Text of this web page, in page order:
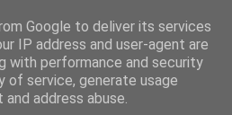
Google to deliver its services
IP address and user-agent are
with performance and security
of service, generate usage
address abuse.